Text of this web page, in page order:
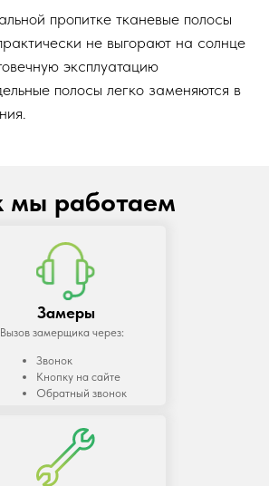
пропитке тканевые полосы
не выгорают на солнце
эксплуатацию
полосы легко заменяются в
Вызов замерщика через:
Звонок
Кнопку на сайте
Обратный звонок
Замеры
мы работаем